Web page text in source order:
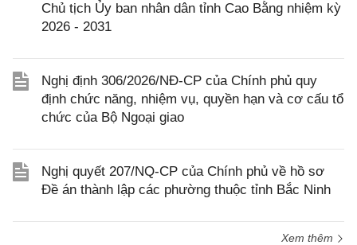
Chủ tịch Ủy ban nhân dân tỉnh Cao Bằng nhiệm kỳ
2026 - 2031
Nghị định 306/2026/NĐ-CP của Chính phủ quy
định chức năng, nhiệm vụ, quyền hạn và cơ cấu tổ
chức của Bộ Ngoại giao
Nghị quyết 207/NQ-CP của Chính phủ về hồ sơ
Đề án thành lập các phường thuộc tỉnh Bắc Ninh
Xem thêm